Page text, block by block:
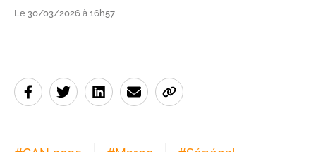
Le 30/03/2026 à 16h57